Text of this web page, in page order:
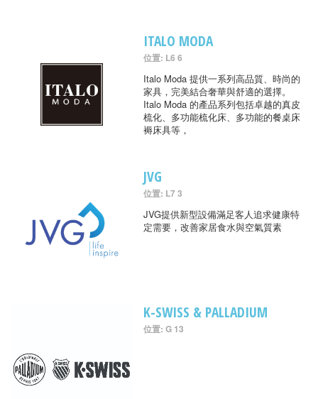
ITALO MODA
位置: L6 6
Italo Moda 提供一系列高品質、時尚的
家具，完美結合奢華與舒適的選擇。
Italo Moda 的產品系列包括卓越的真皮
梳化、多功能梳化床、多功能的餐桌床
褥床具等，
JVG
位置: L7 3
JVG提供新型設備滿足客人追求健康特
定需要，改善家居食水與空氣質素
K-SWISS & PALLADIUM
位置: G 13